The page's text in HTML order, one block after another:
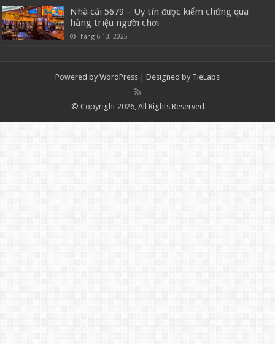
Nhà cái 5679 – Uy tín được kiểm chứng qua
hàng triệu người chơi
Tháng 6 13, 2025
Powered by WordPress | Designed by TieLabs
© Copyright 2026, All Rights Reserved